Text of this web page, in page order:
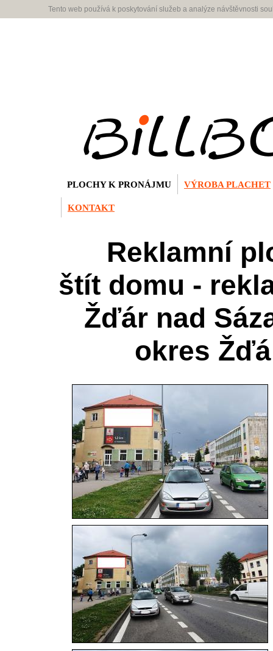
Tento web používá k poskytování služeb a analýze návštěvnosti
PLOCHY K PRONÁJMU VÝROBA PLACHET
KONTAKT
Reklamní
štít domu -
Žďár nad
okres